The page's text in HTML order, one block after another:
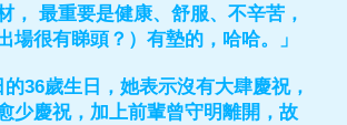
， 最重要是健康、舒服、不辛苦，
場很有睇頭？）有墊的，哈哈。」
36歲生日，她表示沒有大肆慶祝，
少慶祝，加上前輩曾守明離開，故